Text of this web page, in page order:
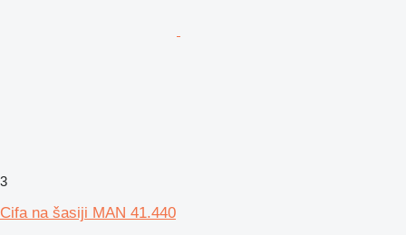
3
Cifa na šasiji MAN 41.440